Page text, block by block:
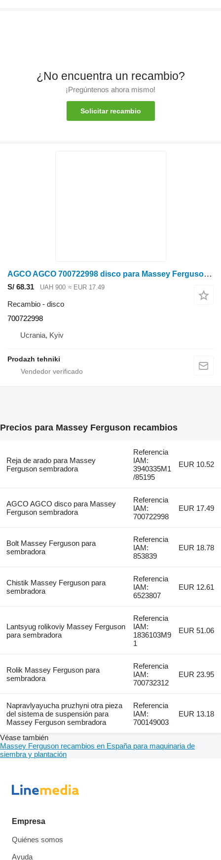
¿No encuentra un recambio?
¡Pregúntenos ahora mismo!
Solicitar recambio
AGCO AGCO 700722998 disco para Massey Ferguson sembradora
S/ 68.31 UAH 900 ≈ EUR 17.49
Recambio - disco
700722998
Ucrania, Kyiv
Prodazh tehniki
Precios para Massey Ferguson recambios
Reja de arado para Massey
Ferguson sembradora
Referencia
IAM:
3940335M1
/85195
EUR 10.52
AGCO AGCO disco para Massey
Ferguson sembradora
Referencia
IAM:
700722998
EUR 17.49
Bolt Massey Ferguson para
sembradora
Referencia
IAM:
853839
EUR 18.78
Chistik Massey Ferguson para
sembradora
Referencia
IAM:
6523807
EUR 12.61
Lantsyug rolikoviy Massey Ferguson
para sembradora
Referencia
IAM:
1836103M9
1
EUR 51.06
Rolik Massey Ferguson para
sembradora
Referencia
IAM:
700732312
EUR 23.95
Napravlyayucha pruzhyni otra pieza
del sistema de suspensión para
Massey Ferguson sembradora
Referencia
IAM:
700149003
EUR 13.18
Véase también
Massey Ferguson recambios en España para maquinaria de
siembra y plantación
Empresa
Quiénes somos
Ayuda